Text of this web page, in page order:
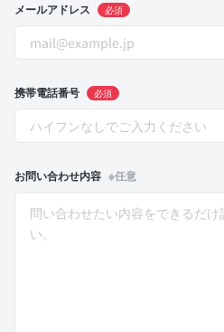
メールアドレス 必須
携帯電話番号 必須
お問い合わせ内容 ※任意